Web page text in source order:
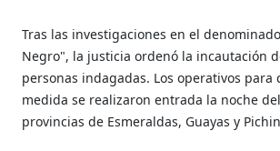
Tras las investigaciones en el
Negro", la justicia ordenó la incautación
personas indagadas. Los operativos para
medida se realizaron entrada la noche
provincias de Esmeraldas, Guayas y